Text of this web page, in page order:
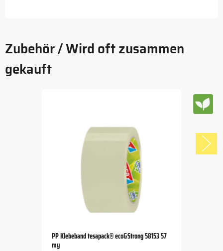
Zubehör / Wird oft zusammen
gekauft
PP Klebeband tesapack® eco&Strong 58153 57
my